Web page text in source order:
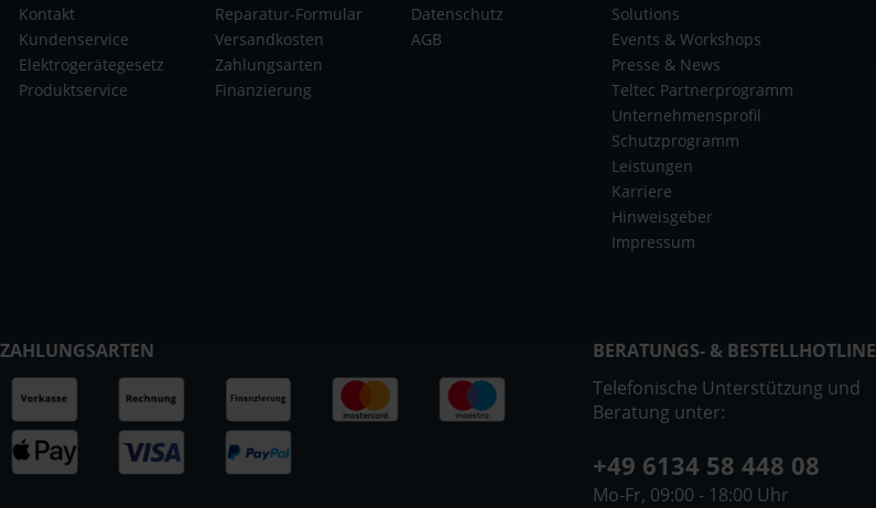
Kontakt
Kundenservice
Elektrogerätegesetz
Produktservice
Reparatur-Formular
Versandkosten
Zahlungsarten
Finanzierung
Datenschutz
AGB
Solutions
Events & Workshops
Presse & News
Teltec Partnerprogramm
Unternehmensprofil
Schutzprogramm
Leistungen
Karriere
Hinweisgeber
Impressum
ZAHLUNGSARTEN
BERATUNGS- & BESTELLHOTLINE
Telefonische Unterstützung und
Beratung unter:
+49 6134 58 448 08
Mo-Fr, 09:00 - 18:00 Uhr